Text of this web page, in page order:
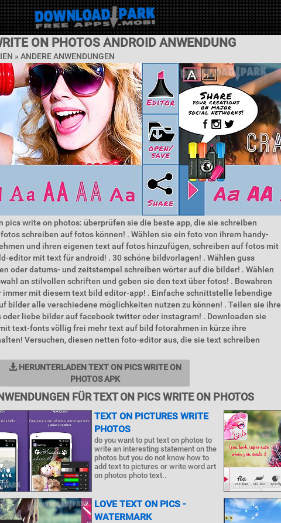
ON PHOTOS ANDROID ANWENDUNG
» ANDERE ANWENDUNGEN
pics write on photos: überprüfen sie die beste app, die sie schreiben
schreiben auf fotos können! . Wählen sie ein foto von ihrem handy-
und ihren eigenen text auf fotos hinzufügen, schreiben auf fotos mit
editor mit text für android! . 30 schöne bildvorlagen! . Wählen guss
oder datums- und zeitstempel schreiben wörter auf die bilder! . Wählen
an stilvollen schriften und geben sie den text über fotos! . Bewahren
immer mit diesem text bild editor-app! . Einfache schnittstelle lebendige
bilder alle verschiedene möglichkeiten nutzen zu können! . Teilen sie ihre
liebe bilder auf facebook twitter oder instagram! . Downloaden sie
text-fonts völlig frei mehr text auf bild fotorahmen in kürze ihre
Versuchen, diesen netten foto-editor aus, die sie text schreiben
HERUNTERLADEN TEXT ON PICS WRITE ON
PHOTOS APK
FÜR TEXT ON PICS WRITE ON PHOTOS
TEXT ON PICTURES WRITE
PHOTOS
do you want to put text on photos to
write an interesting statement on the
photos but you do not know how to
add text to pictures or write word art
on photos photo text..
LOVE TEXT ON PICS -
WATERMARK